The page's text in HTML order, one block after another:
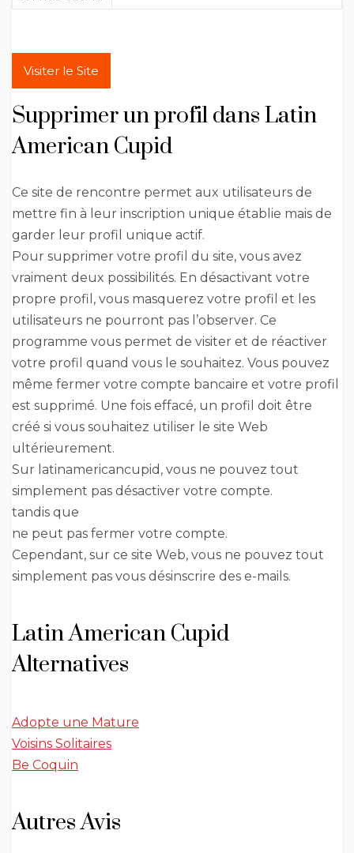
Visiter le Site
Supprimer un profil dans Latin
American Cupid
Ce site de rencontre permet aux utilisateurs de
mettre fin à leur inscription unique établie mais de
garder leur profil unique actif.
Pour supprimer votre profil du site, vous avez
vraiment deux possibilités. En désactivant votre
propre profil, vous masquerez votre profil et les
utilisateurs ne pourront pas l’observer. Ce
programme vous permet de visiter et de réactiver
votre profil quand vous le souhaitez. Vous pouvez
même fermer votre compte bancaire et votre profil
est supprimé. Une fois effacé, un profil doit être
créé si vous souhaitez utiliser le site Web
ultérieurement.
Sur latinamericancupid, vous ne pouvez tout
simplement pas désactiver votre compte.
tandis que
ne peut pas fermer votre compte.
Cependant, sur ce site Web, vous ne pouvez tout
simplement pas vous désinscrire des e-mails.
Latin American Cupid
Alternatives
Adopte une Mature
Voisins Solitaires
Be Coquin
Autres Avis